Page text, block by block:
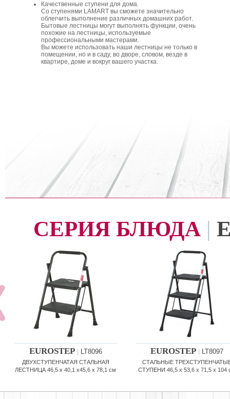
Качественные ступени для дома.
Со ступенями LAMART вы сможете значительно
облегчить выполнение различных домашних работ.
Бытовые лестницы могут выполнять функции, очень
похожие на лестницы, используемые
профессиональными мастерами.
Вы можете использовать наши лестницы не только в
помещении, но и в саду, во дворе, словом, везде в
квартире, доме и вокруг вашего участка.
СЕРИЯ БЛЮДА |
EUROSTEP LT8096
ДВУХСТУПЕНЧАТАЯ СТАЛЬНАЯ
ЛЕСТНИЦА 46,5 x 40,1 x45,6 x 78,1 см
EUROSTEP LT8097
СТАЛЬНЫЕ
СТУПЕНИ 46,5 x 53,6 x 71,5 x 104